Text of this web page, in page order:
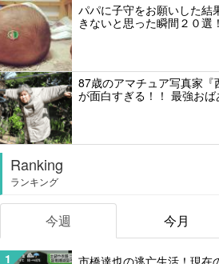
パパに子守をお願いした
きないと思った瞬間２０選
87歳のアマチュア写真家『
が面白すぎる！！ 最強お
Ranking
ランキング
今週 今月
1 市橋達也の逃亡生活！現在